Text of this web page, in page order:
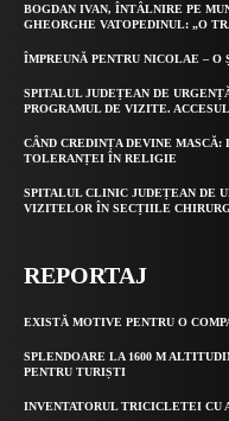
BOGDAN IVAN, ÎNTÂLNIRE PE
GHEORGHE VATOPEDINUL: „O
ÎMPREUNĂ PENTRU NICOLAE –
SPITALUL JUDEȚEAN DE
PROGRAMUL DE VIZITE.
CÂND CREDINȚA DEVINE
TOLERANȚEI ÎN RELIGIE
SPITALUL CLINIC JUDEȚEAN DE
VIZITELOR ÎN SECȚIILE
REPORTAJ
EXISTĂ MOTIVE PENTRU O
SPLENDOARE LA 1600 M
PENTRU TURIȘTI
INVENTATORUL TRICICLETEI CU